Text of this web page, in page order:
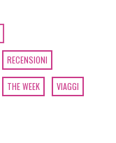
RECENSIONI
THE WEEK VIAGGI